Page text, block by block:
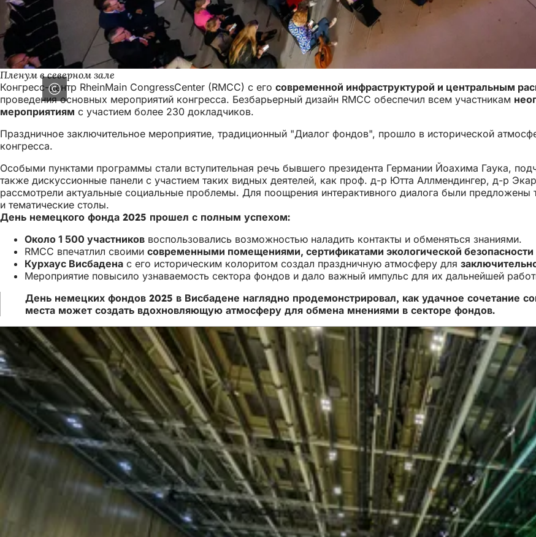
Пленум в северном зале
Конгресс-центр RheinMain CongressCenter (RMCC) с его современной инфраструктурой и центральным
проведения основных мероприятий конгресса. Безбарьерный дизайн RMCC обеспечил всем участникам
мероприятиям с участием более 230 докладчиков.
Праздничное заключительное мероприятие, традиционный "Диалог фондов", прошло в исторической
конгресса.
Особыми пунктами программы стали вступительная речь бывшего президента Германии Йоахима Гаука,
также дискуссионные панели с участием таких видных деятелей, как проф. д-р Ютта Аллмендингер, д-р
рассмотрели актуальные социальные проблемы. Для поощрения интерактивного диалога были
и тематические столы.
День немецкого фонда 2025 прошел с полным успехом:
Около 1 500 участников воспользовались возможностью наладить контакты и обменяться знаниями.
RMCC впечатлил своими современными помещениями, сертификатами экологической
Курхаус Висбадена с его историческим колоритом создал праздничную атмосферу для
Мероприятие повысило узнаваемость сектора фондов и дало важный импульс для их дальнейшей
День немецких фондов 2025 в Висбадене наглядно продемонстрировал, как удачное сочетание
места может создать вдохновляющую атмосферу для обмена мнениями в секторе фондов.